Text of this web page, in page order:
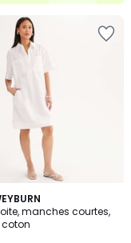
manches courtes,
coton